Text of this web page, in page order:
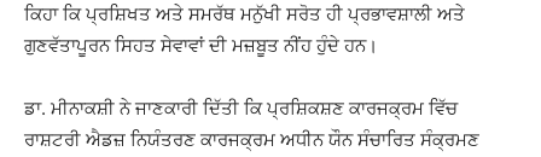
ਕਿਹਾ ਕਿ ਪ੍ਰਸ਼ਿਖਤ ਅਤੇ ਸਮਰੱਥ ਮਨੁੱਖੀ ਸਰੋਤ ਹੀ ਪ੍ਰਭਾਵਸ਼ਾਲੀ ਅਤੇ
ਗੁਣਵੱਤਾਪੂਰਨ ਸਿਹਤ ਸੇਵਾਵਾਂ ਦੀ ਮਜ਼ਬੂਤ ਨੀਂਹ ਹੁੰਦੇ ਹਨ।
ਡਾ. ਮੀਨਾਕਸ਼ੀ ਨੇ ਜਾਣਕਾਰੀ ਦਿੱਤੀ ਕਿ ਪ੍ਰਸ਼ਿਕਸ਼ਣ ਕਾਰਜਕ੍ਰਮ ਵਿੱਚ
ਰਾਸ਼ਟਰੀ ਐਡਜ਼ ਨਿਯੰਤਰਣ ਕਾਰਜਕ੍ਰਮ ਅਧੀਨ ਯੌਨ ਸੰਚਾਰਿਤ ਸੰਕ੍ਰਮਣ